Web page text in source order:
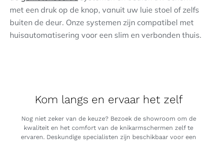
met een druk op de knop, vanuit uw luie stoel of zelfs
buiten de deur. Onze systemen zijn compatibel met
huisautomatisering voor een slim en verbonden thuis.
Kom langs en ervaar het zelf
Nog niet zeker van de keuze? Bezoek de showroom om de
kwaliteit en het comfort van de knikarmschermen zelf te
ervaren. Deskundige specialisten zijn beschikbaar voor een